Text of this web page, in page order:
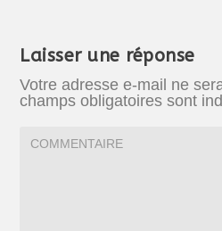
Laisser une réponse
Votre adresse e-mail ne
champs obligatoires sont